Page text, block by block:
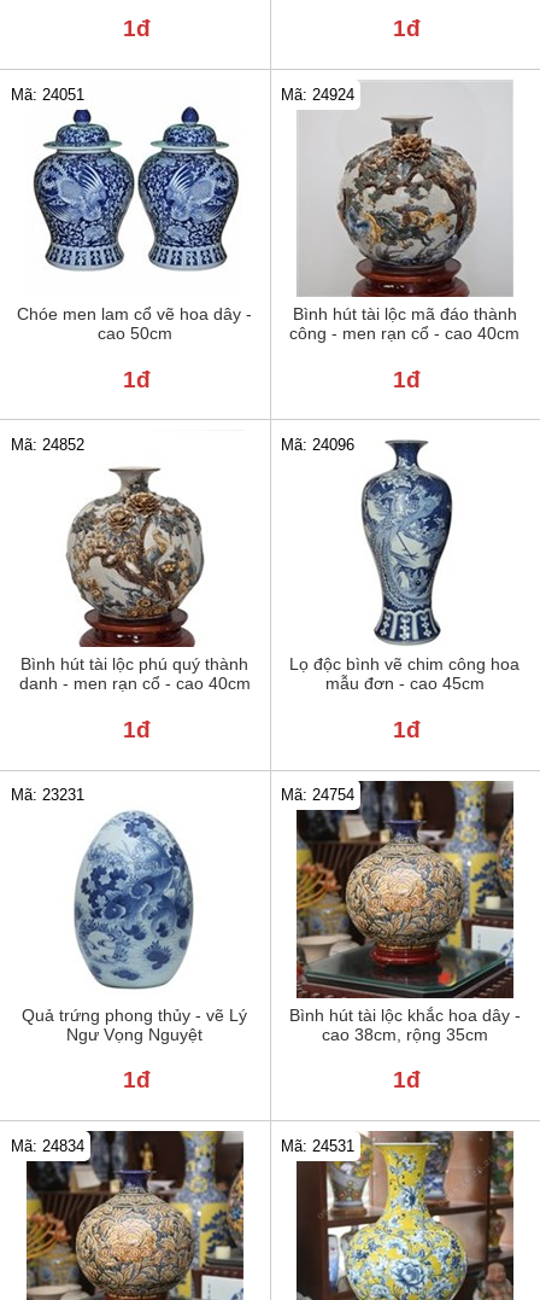
1đ 1đ
Chóe men lam cổ vẽ hoa dây -
cao 50cm
Mã: 24051
1đ
Bình hút tài lộc mã đáo thành
công - men rạn cổ - cao 40cm
Mã: 24924
1đ
Bình hút tài lộc phú quý thành
danh - men rạn cổ - cao 40cm
Mã: 24852
1đ
Lọ độc bình vẽ chim công hoa
mẫu đơn - cao 45cm
Mã: 24096
1đ
Quả trứng phong thủy - vẽ Lý
Ngư Vọng Nguyệt
Mã: 23231
1đ
Bình hút tài lộc khắc hoa dây -
cao 38cm, rộng 35cm
Mã: 24754
1đ
Mã: 24834 Mã: 24531